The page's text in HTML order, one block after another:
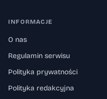
INFORMACJE
O nas
Regulamin serwisu
Polityka prywatności
Polityka redakcyjna